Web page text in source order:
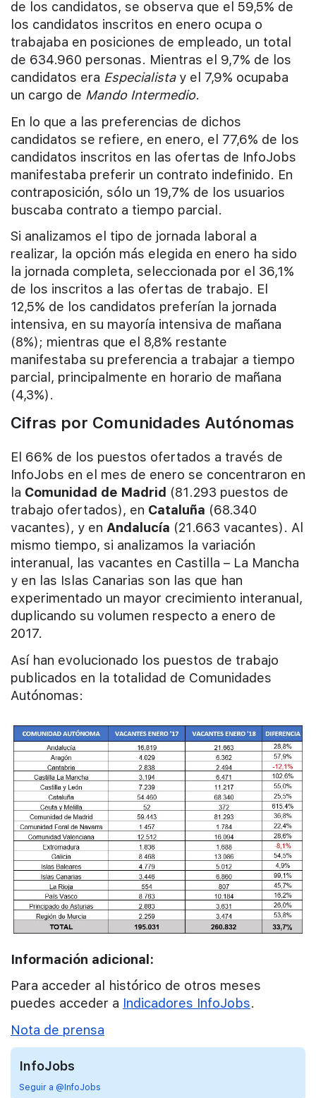
de los candidatos, se observa que el 59,5% de
los candidatos inscritos en enero ocupa o
trabajaba en posiciones de empleado, un total
de 634.960 personas. Mientras el 9,7% de los
candidatos era Especialistay el 7,9% ocupaba
un cargo de Mando Intermedio.
En lo que a las preferencias de dichos
candidatos se refiere, en enero, el 77,6% de los
candidatos inscritos en las ofertas de InfoJobs
manifestaba preferir un contrato indefinido. En
contraposición, sólo un 19,7% de los usuarios
buscaba contrato a tiempo parcial.
Si analizamos el tipo de jornada laboral a
realizar, la opción más elegida en enero ha sido
la jornada completa, seleccionada por el 36,1%
de los inscritos a las ofertas de trabajo. El
12,5% de los candidatos preferían la jornada
intensiva, en su mayoría intensiva de mañana
(8%); mientras que el 8,8% restante
manifestaba su preferencia a trabajar a tiempo
parcial, principalmente en horario de mañana
(4,3%).
Cifras por Comunidades Autónomas
El 66% de los puestos ofertados a través de
InfoJobs en el mes de enero se concentraron en
la Comunidad de Madrid (81.293 puestos de
trabajo ofertados), en Cataluña (68.340
vacantes), y en Andalucía (21.663 vacantes). Al
mismo tiempo, si analizamos la variación
interanual, las vacantes en Castilla – La Mancha
y en las Islas Canarias son las que han
experimentado un mayor crecimiento interanual,
duplicando su volumen respecto a enero de
2017.
Así han evolucionado los puestos de trabajo
publicados en la totalidad de Comunidades
Autónomas:
Información adicional:
Para acceder al histórico de otros meses
puedes acceder a Indicadores InfoJobs.
Nota de prensa
InfoJobs
Seguir a @InfoJobs